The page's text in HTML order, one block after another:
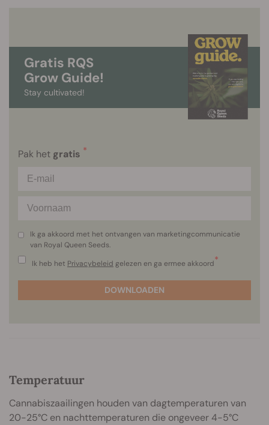
Gratis RQS
Grow Guide!
Stay cultivated!
Pak het gratis *
Ik ga akkoord met het ontvangen van marketingcommunicatie
van Royal Queen Seeds.
Ik heb het Privacybeleid gelezen en ga ermee akkoord*
DOWNLOADEN
Temperatuur
Cannabiszaailingen houden van dagtemperaturen van
20-25°C en nachttemperaturen die ongeveer 4-5°C